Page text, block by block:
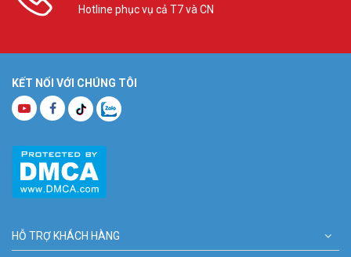
Hotline phục vụ cả T7 và CN
KẾT NỐI VỚI CHÚNG TÔI
HỖ TRỢ KHÁCH HÀNG